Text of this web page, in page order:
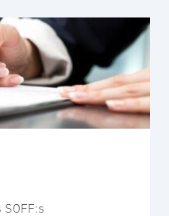
av
sett alla dessa
och